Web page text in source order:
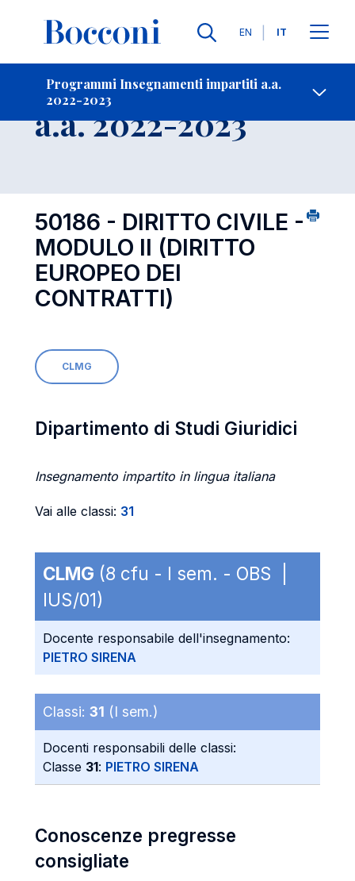
Lingue
EN IT
Programmi Insegnamenti impartiti a.a.
2022-2023
Contatti
Insegnamento
a.a. 2022-2023
50186 - DIRITTO CIVILE -
MODULO II (DIRITTO
EUROPEO DEI
CONTRATTI)
CLMG
Dipartimento di Studi Giuridici
Insegnamento impartito in lingua italiana
Vai alle classi: 31
CLMG (8 cfu - I sem. - OBS |
IUS/01)
Docente responsabile dell'insegnamento:
PIETRO SIRENA
Classi: 31 (I sem.)
Docenti responsabili delle classi:
Classe 31: PIETRO SIRENA
Conoscenze pregresse
consigliate